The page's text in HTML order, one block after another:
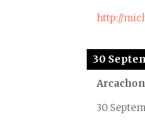
http://
30
30